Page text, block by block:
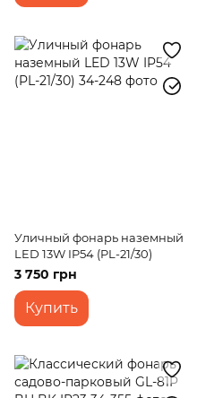
Уличный фонарь наземный
LED 13W IP54 (PL-21/30)
3 750 грн
Купить